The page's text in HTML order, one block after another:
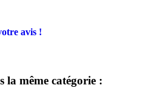
avis !
la même catégorie :